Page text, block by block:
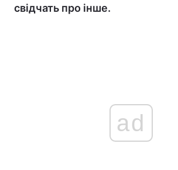
свідчать про інше.
ad